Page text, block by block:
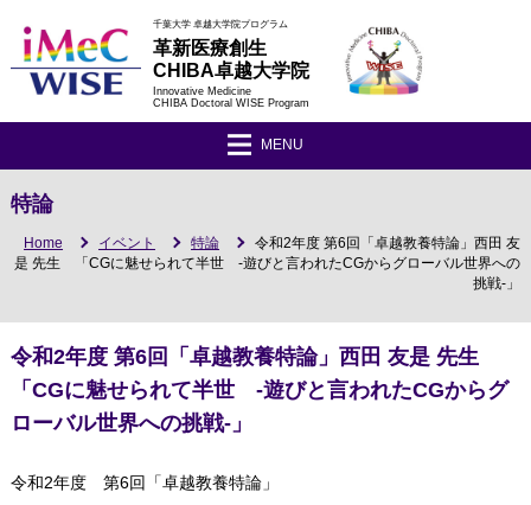
千葉大学 卓越大学院プログラム
革新医療創生
CHIBA卓越大学院
Innovative Medicine
CHIBA Doctoral WISE Program
MENU
特論
Home イベント 特論
令和2年度 第6回「卓越教養特論」西田 友
是 先生 「CGに魅せられて半世 -遊びと言われたCGからグローバル世界への
挑戦-」
令和2年度 第6回「卓越教養特論」西田 友是 先生
「CGに魅せられて半世 -遊びと言われたCGからグ
ローバル世界への挑戦-」
令和2年度 第6回「卓越教養特論」